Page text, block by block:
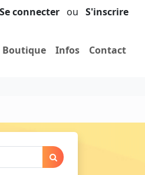
Se connecter ou S'inscrire
Boutique Infos Contact